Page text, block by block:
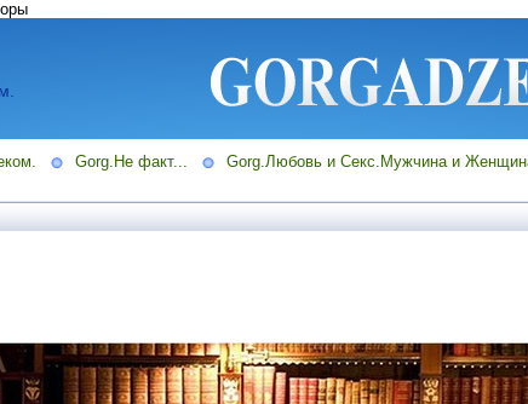
Gorg.Не факт... Gorg.Любовь и Секс.Мужчина и